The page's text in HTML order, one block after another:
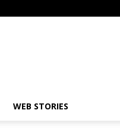
WEB STORIES